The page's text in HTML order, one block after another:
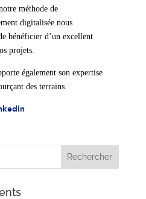
méthode de
digitalisée nous
bénéficier d’un excellent
projets.
également son expertise
des terrains.